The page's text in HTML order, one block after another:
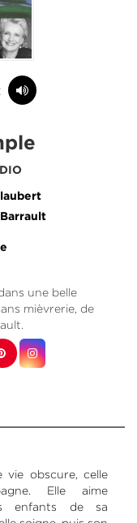
une belle
mièvrerie, de
obscure, celle
Elle aime
enfants de sa